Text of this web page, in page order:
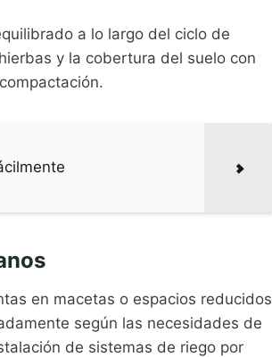
a lo largo del ciclo de
y la cobertura del suelo con
en macetas o espacios reducidos
según las necesidades de
de sistemas de riego por